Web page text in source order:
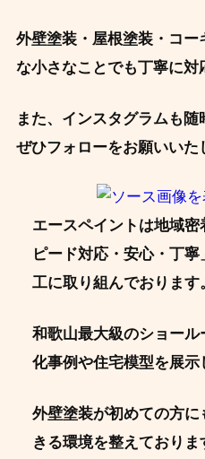
外壁塗装・屋根塗装・コ
な小さなことでも丁寧に対
また、インスタグラムも随
ぜひフォローをお願いいた
エースペイントは地域
ピード対応・安心・丁
工に取り組んでおります
和歌山最大級のショー
化事例や住宅模型を展示
外壁塗装が初めての方
きる環境を整えており